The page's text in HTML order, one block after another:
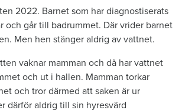
2022. Barnet som har diagnostiserats
och går till badrummet. Där vrider barnet
Men hen stänger aldrig av vattnet.
vaknar mamman och då har vattnet
och ut i hallen. Mamman torkar
och tror därmed att saken är ur
därför aldrig till sin hyresvärd